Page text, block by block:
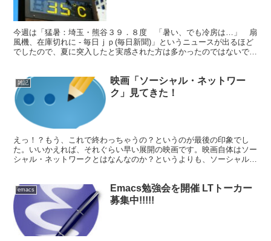
今週は「猛暑：埼玉・熊谷３９．８度 「暑い、でも冷房は…」 扇
風機、在庫切れに - 毎日ｊｐ(毎日新聞)」というニュースが出るほど
でしたので、夏に突入したと実感された方は多かったのではないでし
雑記
映画「ソーシャル・ネットワー
ク」見てきた！
えっ！？もう、これで終わっちゃうの？というのが最後の印象でし
た。いいかえれば、それぐらい早い展開の映画です。映画自体はソー
シャル・ネットワークとはなんなのか？というよりも、ソーシャル・
emacs
Emacs勉強会を開催 LTトーカー
募集中!!!!!